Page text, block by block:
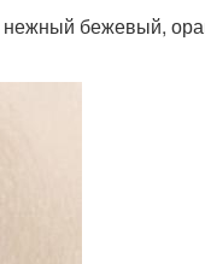
нежный бежевый,